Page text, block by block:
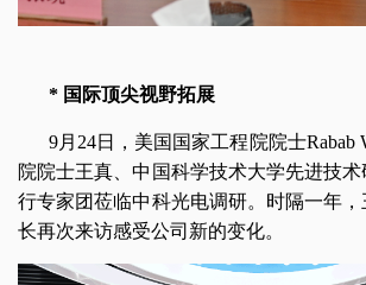
* 国际顶尖视野拓展
9月24日，美国国家工程院院士Rabab
院院士王真、中国科学技术大学先进技
行专家团莅临中科光电调研。时隔一年
长再次来访感受公司新的变化。